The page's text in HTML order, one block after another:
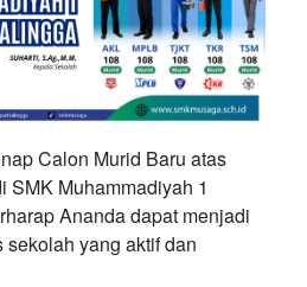
Calon Murid Baru atas
SMK Muhammadiyah 1
Ananda dapat menjadi
yang aktif dan